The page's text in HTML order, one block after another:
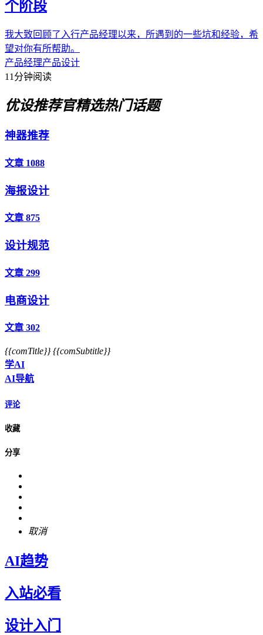
个阶段
我大致回顾了入行产品经理以来，所遇到的一些坑和经验，希
望对你有所帮助。
产品经理产品设计
11分钟阅读
优设推荐官精选热门话题
神器推荐
文章 1088
海报设计
文章 875
设计规范
文章 299
电商设计
文章 302
{{comTitle}} {{comSubtitle}}
学AI
AI导航
评论
收藏
分享
取消
AI趋势
入站必看
设计入门